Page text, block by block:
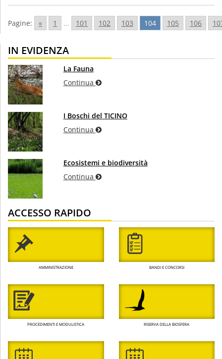
Pagine: « 1 ... 101 102 103 104 105 106
IN EVIDENZA
La Fauna
Continua
I Boschi del TICINO
Continua
Ecosistemi e biodiversità
Continua
ACCESSO RAPIDO
AMMINISTRAZIONE BANDI E CONCORSI
PROCEDIMENTI E MODULISTICA RISERVA DELLA BIOSFERA